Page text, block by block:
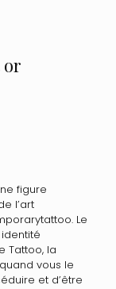
or
figure
l’art
Le
Tattoo, la
vous le
et d’être